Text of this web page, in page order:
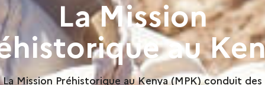
La Mission
au
La Mission Préhistorique au Kenya (MPK) conduit des